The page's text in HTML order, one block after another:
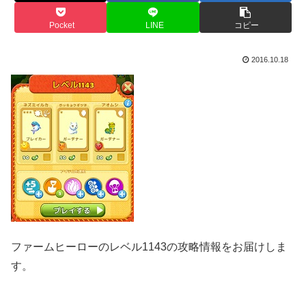
Pocket LINE コピー
2016.10.18
ファームヒーローのレベル1143の攻略情報をお届けしま
す。